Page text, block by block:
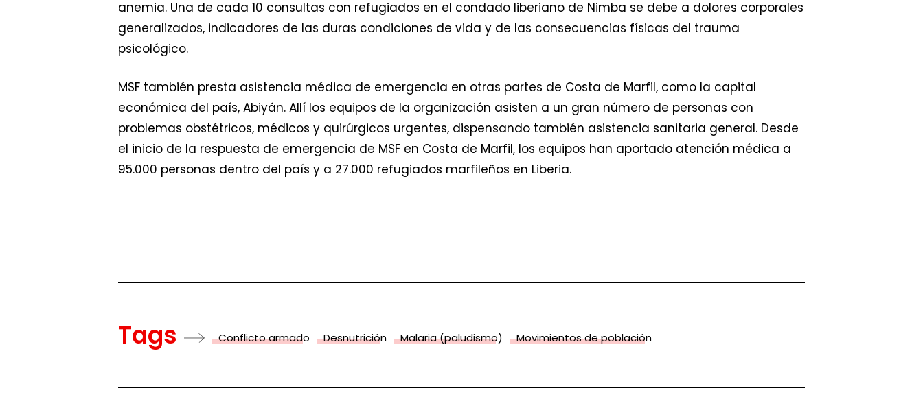
anemia. Una de cada 10 consultas con refugiados en el condado liberiano de Nimba se debe a dolores corporales
generalizados, indicadores de las duras condiciones de vida y de las consecuencias físicas del trauma
psicológico.
MSF también presta asistencia médica de emergencia en otras partes de Costa de Marfil, como la capital
económica del país, Abiyán. Allí los equipos de la organización asisten a un gran número de personas con
problemas obstétricos, médicos y quirúrgicos urgentes, dispensando también asistencia sanitaria general. Desde
el inicio de la respuesta de emergencia de MSF en Costa de Marfil, los equipos han aportado atención médica a
95.000 personas dentro del país y a 27.000 refugiados marfileños en Liberia.
Tags Conflicto armado Desnutrición Malaria (paludismo) Movimientos de población